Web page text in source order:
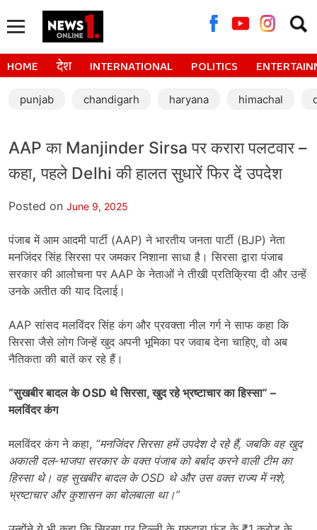
for:
HOME देश INTERNATIONAL POLITICS
punjab chandigarh haryana himachal
AAP का Manjinder Sirsa पर करारा पलटवार –
कहा, पहले Delhi की हालत सुधारें फिर दें उपदेश
Posted on June 9, 2025
पंजाब में आम आदमी पार्टी (AAP) ने भारतीय जनता पार्टी (BJP) नेता
मनजिंदर सिंह सिरसा पर जमकर निशाना साधा है। सिरसा द्वारा पंजाब
सरकार की आलोचना पर AAP के नेताओं ने तीखी प्रतिक्रिया दी और उन्हें
उनके अतीत की याद दिलाई।
AAP सांसद मलविंदर सिंह कंग और प्रवक्ता नील गर्ग ने साफ कहा कि
सिरसा जैसे लोग जिन्हें खुद अपनी भूमिका पर जवाब देना चाहिए, वो अब
नैतिकता की बातें कर रहे हैं।
“सुखबीर बादल केOSD थे सिरसा,खुद रहे भ्रष्टाचार का हिस्सा” –
मलविंदर कंग
मलविंदर कंग ने कहा, “मनजिंदर सिरसा हमें उपदेश दे रहे हैं, जबकि वह खुद
अकाली दल-भाजपा सरकार के वक्त पंजाब को बर्बाद करने वाली टीम का
हिस्सा थे। वह सुखबीर बादल केOSD थे और उस वक्त राज्य में नशे,
भ्रष्टाचार और कुशासन का बोलबाला था।”